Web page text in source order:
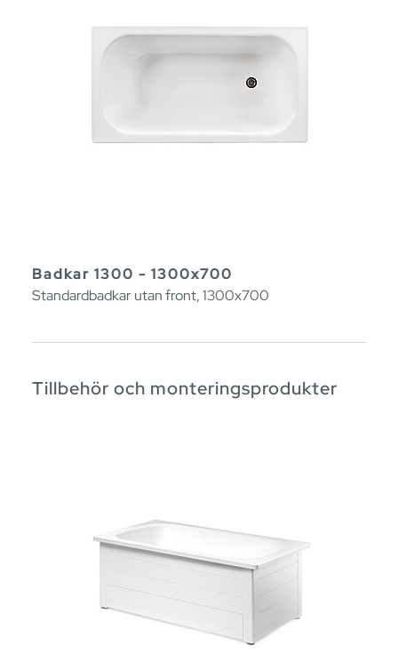
Badkar 1300 - 1300x700
Standardbadkar utan front, 1300x700
Tillbehör och monteringsprodukter